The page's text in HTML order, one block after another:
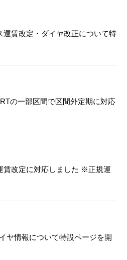
運賃改定・ダイヤ改正について特
の一部区間で区間外定期に対応
賃改定に対応しました ※正規運
ヤ情報について特設ページを開